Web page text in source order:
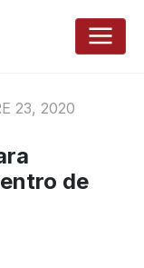
23, 2020
de